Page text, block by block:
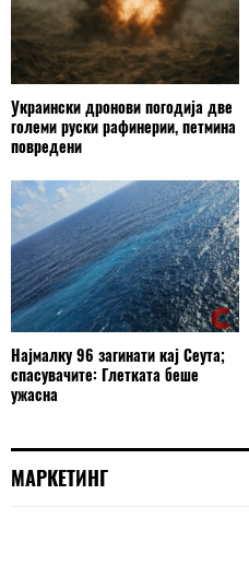
Украински дронови погодија две
големи руски рафинерии, петмина
повредени
Најмалку 96 загинати кај Сеута;
спасувачите: Глетката беше
ужасна
МАРКЕТИНГ